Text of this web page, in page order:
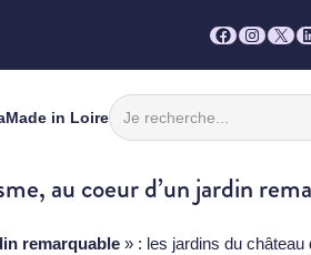
Facebook
X
Made in Loire
Rechercher
au coeur d’un jardin
remarquable » : les jardins du château